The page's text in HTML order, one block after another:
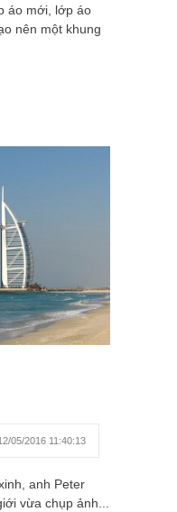
áo mới, lớp áo
nên một khung
05/2016 11:40:13
anh Peter
vừa chụp ảnh...